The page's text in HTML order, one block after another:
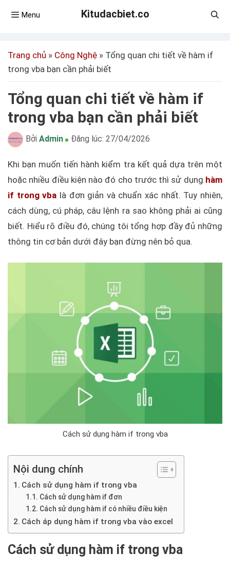
Kitudacbiet.co
Menu
Trang chủ » Công Nghệ » Tổng quan chi tiết về hàm if
trong vba bạn cần phải biết
Tổng quan chi tiết về hàm if
trong vba bạn cần phải biết
Bởi Admin Đăng lúc: 27/04/2026
Khi bạn muốn tiến hành kiểm tra kết quả dựa trên một
hoặc nhiều điều kiện nào đó cho trước thì sử dụng hàm
if trong vba là đơn giản và chuẩn xác nhất. Tuy nhiên,
cách dùng, cú pháp, câu lệnh ra sao không phải ai cũng
biết. Hiểu rõ điều đó, chúng tôi tổng hợp đầy đủ những
thông tin cơ bản dưới đây bạn đừng nên bỏ qua.
Cách sử dụng hàm if trong vba
Nội dung chính
Cách sử dụng hàm if trong vba
Cách sử dụng hàm if đơn
Cách sử dụng hàm if có nhiều điều kiện
Cách áp dụng hàm if trong vba vào excel
Cách sử dụng hàm if trong vba